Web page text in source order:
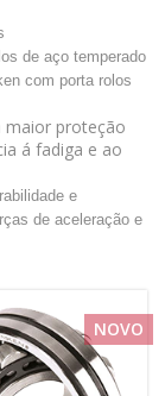
de aço temperado
com porta rolos
maior proteção
á fadiga e ao
e
de aceleração e
NOVO